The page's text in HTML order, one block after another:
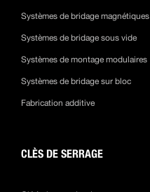
Systèmes de bridage magnétiques
Systèmes de bridage sous vide
Systèmes de montage modulaires
Systèmes de bridage sur bloc
Fabrication additive
CLÈS DE SERRAGE